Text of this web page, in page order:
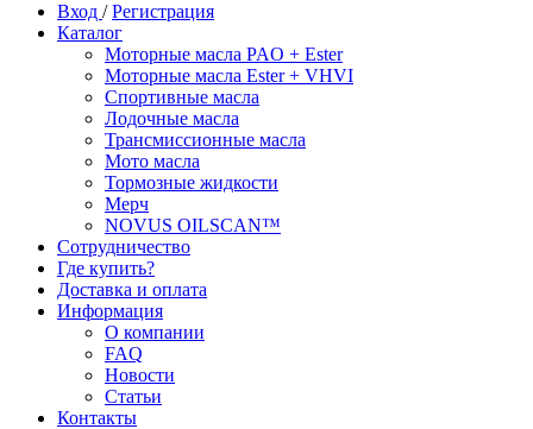
Вход /Регистрация
Каталог
Моторные масла PAO + Ester
Моторные масла Ester + VHVI
Спортивные масла
Лодочные масла
Трансмиссионные масла
Мото масла
Тормозные жидкости
Мерч
NOVUS OILSCAN™
Сотрудничество
Где купить?
Доставка и оплата
Информация
О компании
FAQ
Новости
Статьи
Контакты